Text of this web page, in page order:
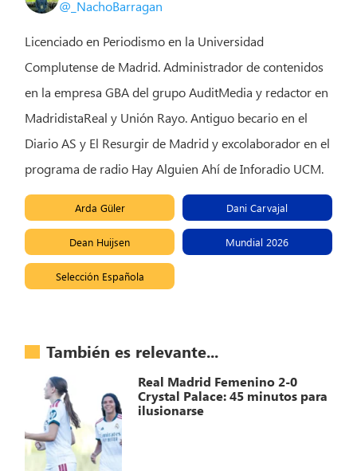
@_NachoBarragan
Licenciado en Periodismo en la Universidad
Complutense de Madrid. Administrador de contenidos
en la empresa GBA del grupo AuditMedia y redactor en
MadridistaReal y Unión Rayo. Antiguo becario en el
Diario AS y El Resurgir de Madrid y excolaborador en el
programa de radio Hay Alguien Ahí de Inforadio UCM.
Arda Güler Dani Carvajal
Dean Huijsen Mundial 2026
Selección Española
También es relevante...
Real Madrid Femenino 2-0
Crystal Palace: 45 minutos para
ilusionarse